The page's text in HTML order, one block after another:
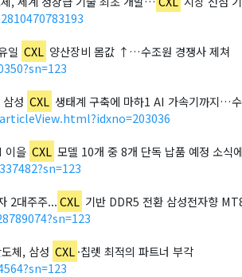
일 CXL 양산장비 몸값 ↑…수조원 경쟁사 제쳐
성 CXL 생태계 구축에 마하1 AI 가속기까지…
이을 CXL 모델 10개 중 8개 단독 납품 예정 소식
2대주주...CXL 기반 DDR5 전환 삼성전자향
체, 삼성 CXL ·칩렛 최적의 파트너 부각